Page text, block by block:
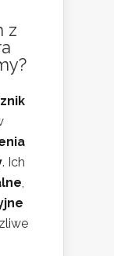
z
. Ich
,